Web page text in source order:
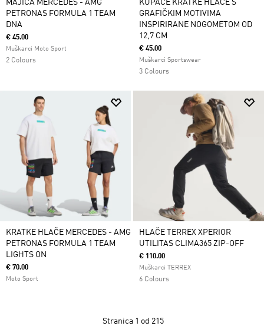
MAJICA MERCEDES - AMG
PETRONAS FORMULA 1 TEAM
DNA
€ 45.00
Muškarci Moto Sport
2 Colours
KUPAĆE KRATKE HLAČE S
GRAFIČKIM MOTIVIMA
INSPIRIRANE NOGOMETOM OD
12,7 CM
€ 45.00
Muškarci Sportswear
3 Colours
KRATKE HLAČE MERCEDES - AMG
PETRONAS FORMULA 1 TEAM
LIGHTS ON
€ 70.00
Moto Sport
HLAČE TERREX XPERIOR
UTILITAS CLIMA365 ZIP-OFF
€ 110.00
Muškarci TERREX
6 Colours
Stranica 1 od 215